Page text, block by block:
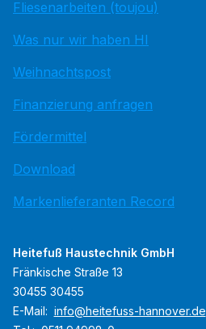
Fliesenarbeiten (toujou)
Was nur wir haben HI
Weihnachtspost
Finanzierung anfragen
Fördermittel
Download
Markenlieferanten Record
Heitefuß Haustechnik GmbH
Fränkische Straße 13
30455 30455
E-Mail: info@heitefuss-hannover.de